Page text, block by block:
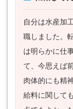
自分は水産加
職しました。
は明らかに仕
て、今思えば
肉体的にも精
給料に関して